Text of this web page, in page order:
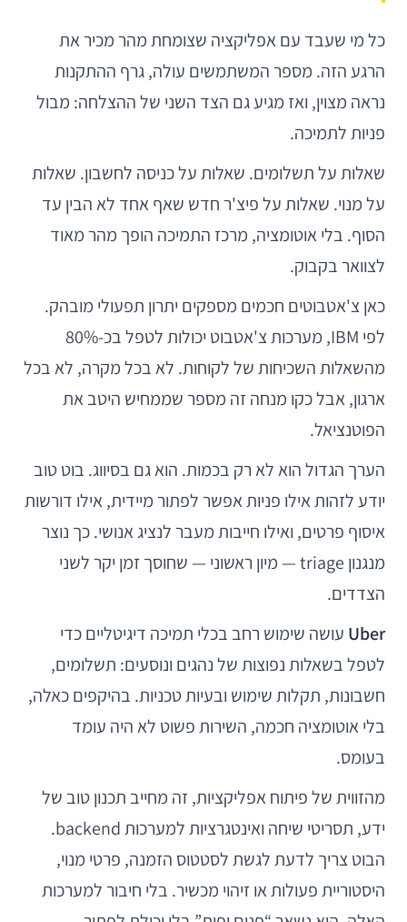
כל מי שעבד עם אפליקציה שצומחת מהר מכיר את
הרגע הזה. מספר המשתמשים עולה, גרף ההתקנות
נראה מצוין, ואז מגיע גם הצד השני של ההצלחה: מבול
פניות לתמיכה.
שאלות על תשלומים. שאלות על כניסה לחשבון. שאלות
על מנוי. שאלות על פיצ'ר חדש שאף אחד לא הבין עד
הסוף. בלי אוטומציה, מרכז התמיכה הופך מהר מאוד
לצוואר בקבוק.
כאן צ'אטבוטים חכמים מספקים יתרון תפעולי מובהק.
לפי IBM, מערכות צ'אטבוט יכולות לטפל בכ-80%
מהשאלות השכיחות של לקוחות. לא בכל מקרה, לא בכל
ארגון, אבל כקו מנחה זה מספר שממחיש היטב את
הפוטנציאל.
הערך הגדול הוא לא רק בכמות. הוא גם בסיווג. בוט טוב
יודע לזהות אילו פניות אפשר לפתור מיידית, אילו דורשות
איסוף פרטים, ואילו חייבות מעבר לנציג אנושי. כך נוצר
מנגנון triage — מיון ראשוני — שחוסך זמן יקר לשני
הצדדים.
Uber עושה שימוש רחב בכלי תמיכה דיגיטליים כדי
לטפל בשאלות נפוצות של נהגים ונוסעים: תשלומים,
חשבונות, תקלות שימוש ובעיות טכניות. בהיקפים כאלה,
בלי אוטומציה חכמה, השירות פשוט לא היה עומד
בעומס.
מהזווית של פיתוח אפליקציות, זה מחייב תכנון טוב של
ידע, תסריטי שיחה ואינטגרציות למערכות backend.
הבוט צריך לדעת לגשת לסטטוס הזמנה, פרטי מנוי,
היסטוריית פעולות או זיהוי מכשיר. בלי חיבור למערכות